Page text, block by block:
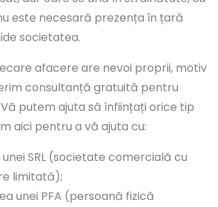
este necesară prezența în țară
societatea.
afacere are nevoi proprii, motiv
consultanță gratuită pentru
putem ajuta să înființați orice tip
aici pentru a vă ajuta cu:
SRL (societate comercială cu
limitată);
unei PFA (persoană fizică